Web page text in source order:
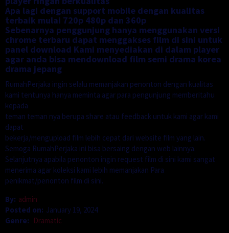
Apa lagi dengan support mobile dengan kualitas
terbaik mulai 720p 480p dan 360p
Sebenarnya penggunjung hanya menggunakan versi
chrome terbaru dapat menggakses film di sini untuk
panel download Kami menyediakan di dalam player
agar anda bisa mendownload film semi drama korea
drama jepang
RumahPerjaka ingin selalu memanjakan penonton dengan kualitas
kami tentunya hanya meminta agar para pengunjung memberitahu
kepada
teman teman nya berupa share atau feedback untuk kami agar kami
dapat
bekerja/mengupload film lebih cepat dari website film yang lain.
Semoga RumahPerjaka ini bisa bersaing dengan web lainnya.
Selanjutnya apabila penonton ingin request film di sini kami sangat
menerima agar koleksi kami lebih memanjakan Para
penikmat/penonton film di sini.
By: admin
Posted on: January 19, 2024
Genre: Dramatic